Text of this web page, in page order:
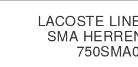
LACOSTE
SMA